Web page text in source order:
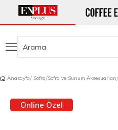
Anasayfa Sofra Sofra ve Sunum Aksesuarları
Online Özel